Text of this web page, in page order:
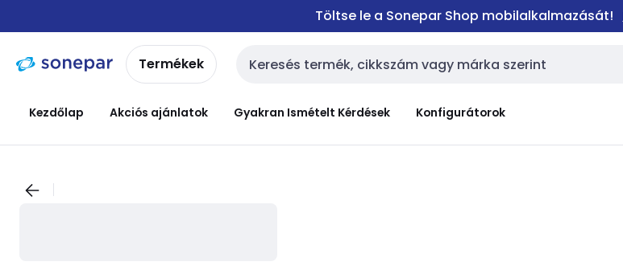
navigációhoztartalomra
Töltse le a Sonepar Shop mobilalkalmazását!
Termékek Keresési bemenet
Kezdőlap Akciós ajánlatok Gyakran Ismételt Kérdések Konfigurátorok